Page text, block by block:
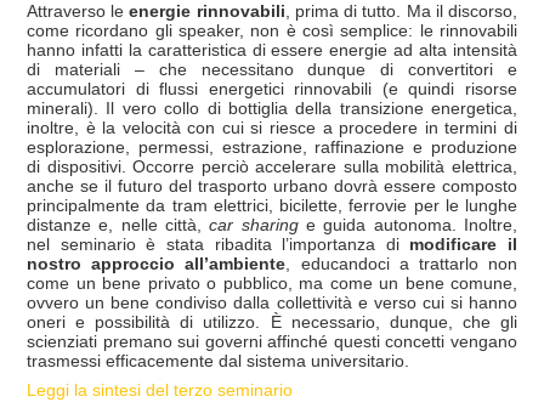
Attraverso leenergie rinnovabili, prima di tutto. Ma il discorso,
come ricordano gli speaker, non è così semplice: le rinnovabili
hanno infatti la caratteristica di essere energie ad alta intensità
di materiali – che necessitano dunque di convertitori e
accumulatori di flussi energetici rinnovabili (e quindi risorse
minerali). Il vero collo di bottiglia della transizione energetica,
inoltre, è la velocità con cui si riesce a procedere in termini di
esplorazione, permessi, estrazione, raffinazione e produzione
di dispositivi. Occorre perciò accelerare sulla mobilità elettrica,
anche se il futuro del trasporto urbano dovrà essere composto
principalmente da tram elettrici, bicilette, ferrovie per le lunghe
distanze e, nelle città,car sharinge guida autonoma. Inoltre,
nel seminario è stata ribadita l’importanza di modificare il
nostro approccio all’ambiente, educandoci a trattarlo non
come un bene privato o pubblico, ma come un bene comune,
ovvero un bene condiviso dalla collettività e verso cui si hanno
oneri e possibilità di utilizzo. È necessario, dunque, che gli
scienziati premano sui governi affinché questi concetti vengano
trasmessi efficacemente dal sistema universitario.
Leggi la sintesi del terzo seminario